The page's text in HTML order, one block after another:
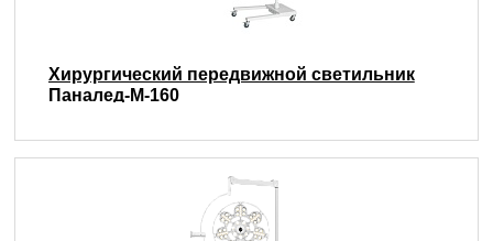
Хирургический передвижной светильник
Паналед-М-160